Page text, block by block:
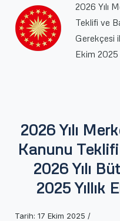
Gerekçesi
ile
2025
Yıllık
Ekonomik
2026 Yılı
Teklifi ve
Gerekçesi
Ekim 2025
2026 Yılı
Kanunu
2026 Yılı
2025 Yıllık
Tarih: 17 Ekim 2025 /